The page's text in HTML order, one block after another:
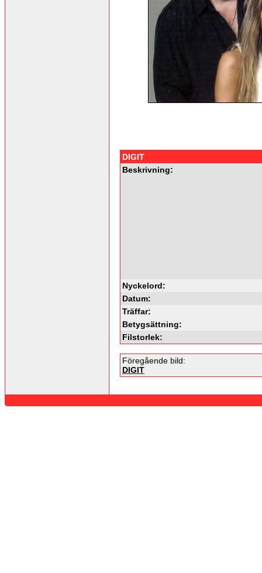
DIGIT
Beskrivning:
Nyckelord:
Datum:
Träffar:
Betygsättning:
Filstorlek:
Föregående bild:
DIGIT